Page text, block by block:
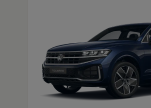
Pannen- und Unfallhilfe
Economy Service
Volkswagen Teile
Zubehör
Modellspezifisches Zubehör
Schutz und Pflege
Transport
Entertainment und
Individualisieren